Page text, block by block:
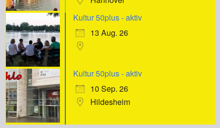
Kultur 50plus - aktiv
13 Aug. 26
Kultur 50plus - aktiv
10 Sep. 26
Hildesheim